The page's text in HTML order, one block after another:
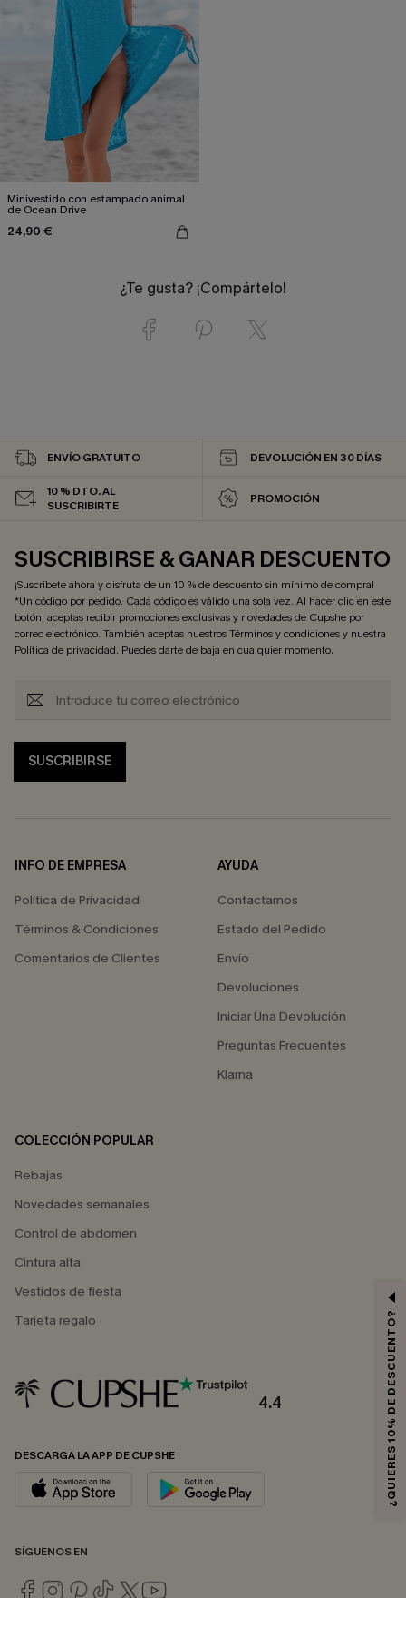
Minivestido con estampado animal
de Ocean Drive
24,90 €
¿Te gusta? ¡Compártelo!
ENVÍO GRATUITO DEVOLUCIÓN EN 30 DÍAS
10 % DTO. AL
SUSCRIBIRTE
PROMOCIÓN
SUSCRIBIRSE & GANAR DESCUENTO
¡Suscríbete ahora y disfruta de un 10 % de descuento sin mínimo de compra!
*Un código por pedido. Cada código es válido una sola vez. Al hacer clic en este
botón, aceptas recibir promociones exclusivas y novedades de Cupshe por
correo electrónico. También aceptas nuestrosTérminos y condicionesy nuestra
Política de privacidad. Puedes darte de baja en cualquier momento.
SUSCRIBIRSE
INFO DE EMPRESA
Política de Privacidad
Términos & Condiciones
Comentarios de Clientes
AYUDA
Contactarnos
Estado del Pedido
Envío
Devoluciones
Iniciar Una Devolución
Preguntas Frecuentes
Klarna
COLECCIÓN POPULAR
Rebajas
Novedades semanales
Control de abdomen
Cintura alta
Vestidos de fiesta
Tarjeta regalo
4.4
DESCARGA LA APP DE CUPSHE
SÍGUENOS EN
¿QUIERES 10% DE DESCUENTO?